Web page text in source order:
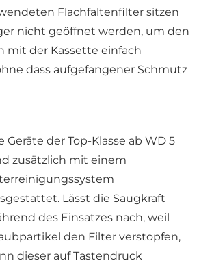
Flachfaltenfilter sitzen
nicht geöffnet werden, um den
mit der Kassette einfach
dass aufgefangener Schmutz
Geräte der Top-Klasse ab WD 5
zusätzlich mit einem
Lässt die Saugkraft
des Einsatzes nach, weil
den Filter verstopfen,
dieser auf Tastendruck